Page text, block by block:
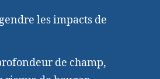
les impacts de
de champ,